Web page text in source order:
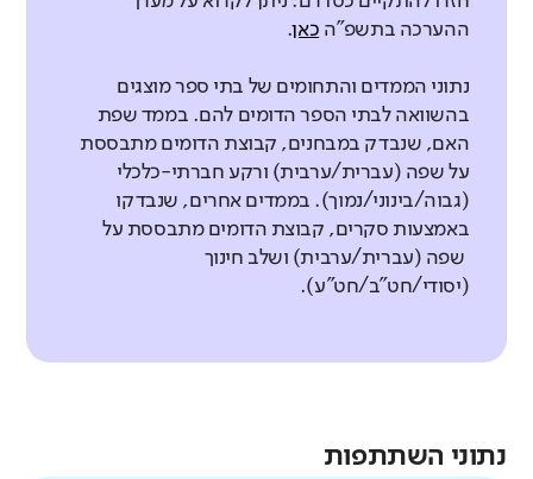
ההערכה בתשפ"ה כאן.
נתוני הממדים והתחומים של בתי ספר מוצגים
בהשוואה לבתי הספר הדומים להם. בממד שפת
האם, שנבדק במבחנים, קבוצת הדומים מתבססת
על שפה (עברית/ערבית) ורקע חברתי-כלכלי
(גבוה/בינוני/נמוך). בממדים אחרים, שנבדקו
באמצעות סקרים, קבוצת הדומים מתבססת על
שפה (עברית/ערבית) ושלב חינוך
(יסודי/חט"ב/חט"ע).
נתוני השתתפות